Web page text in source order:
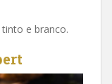
e branco.